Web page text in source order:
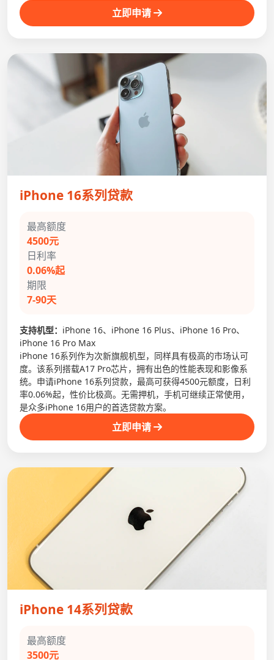
立即申请
iPhone 16系列贷款
最高额度
4500元
日利率
0.06%起
期限
7-90天
支持机型： iPhone 16、iPhone 16 Plus、iPhone 16 Pro、
iPhone 16 Pro Max
iPhone 16系列作为次新旗舰机型，同样具有极高的市场认可
度。该系列搭载A17 Pro芯片，拥有出色的性能表现和影像系
统。申请iPhone 16系列贷款，最高可获得4500元额度，日利
率0.06%起，性价比极高。无需押机，手机可继续正常使用，
是众多iPhone 16用户的首选贷款方案。
立即申请
iPhone 14系列贷款
最高额度
3500元